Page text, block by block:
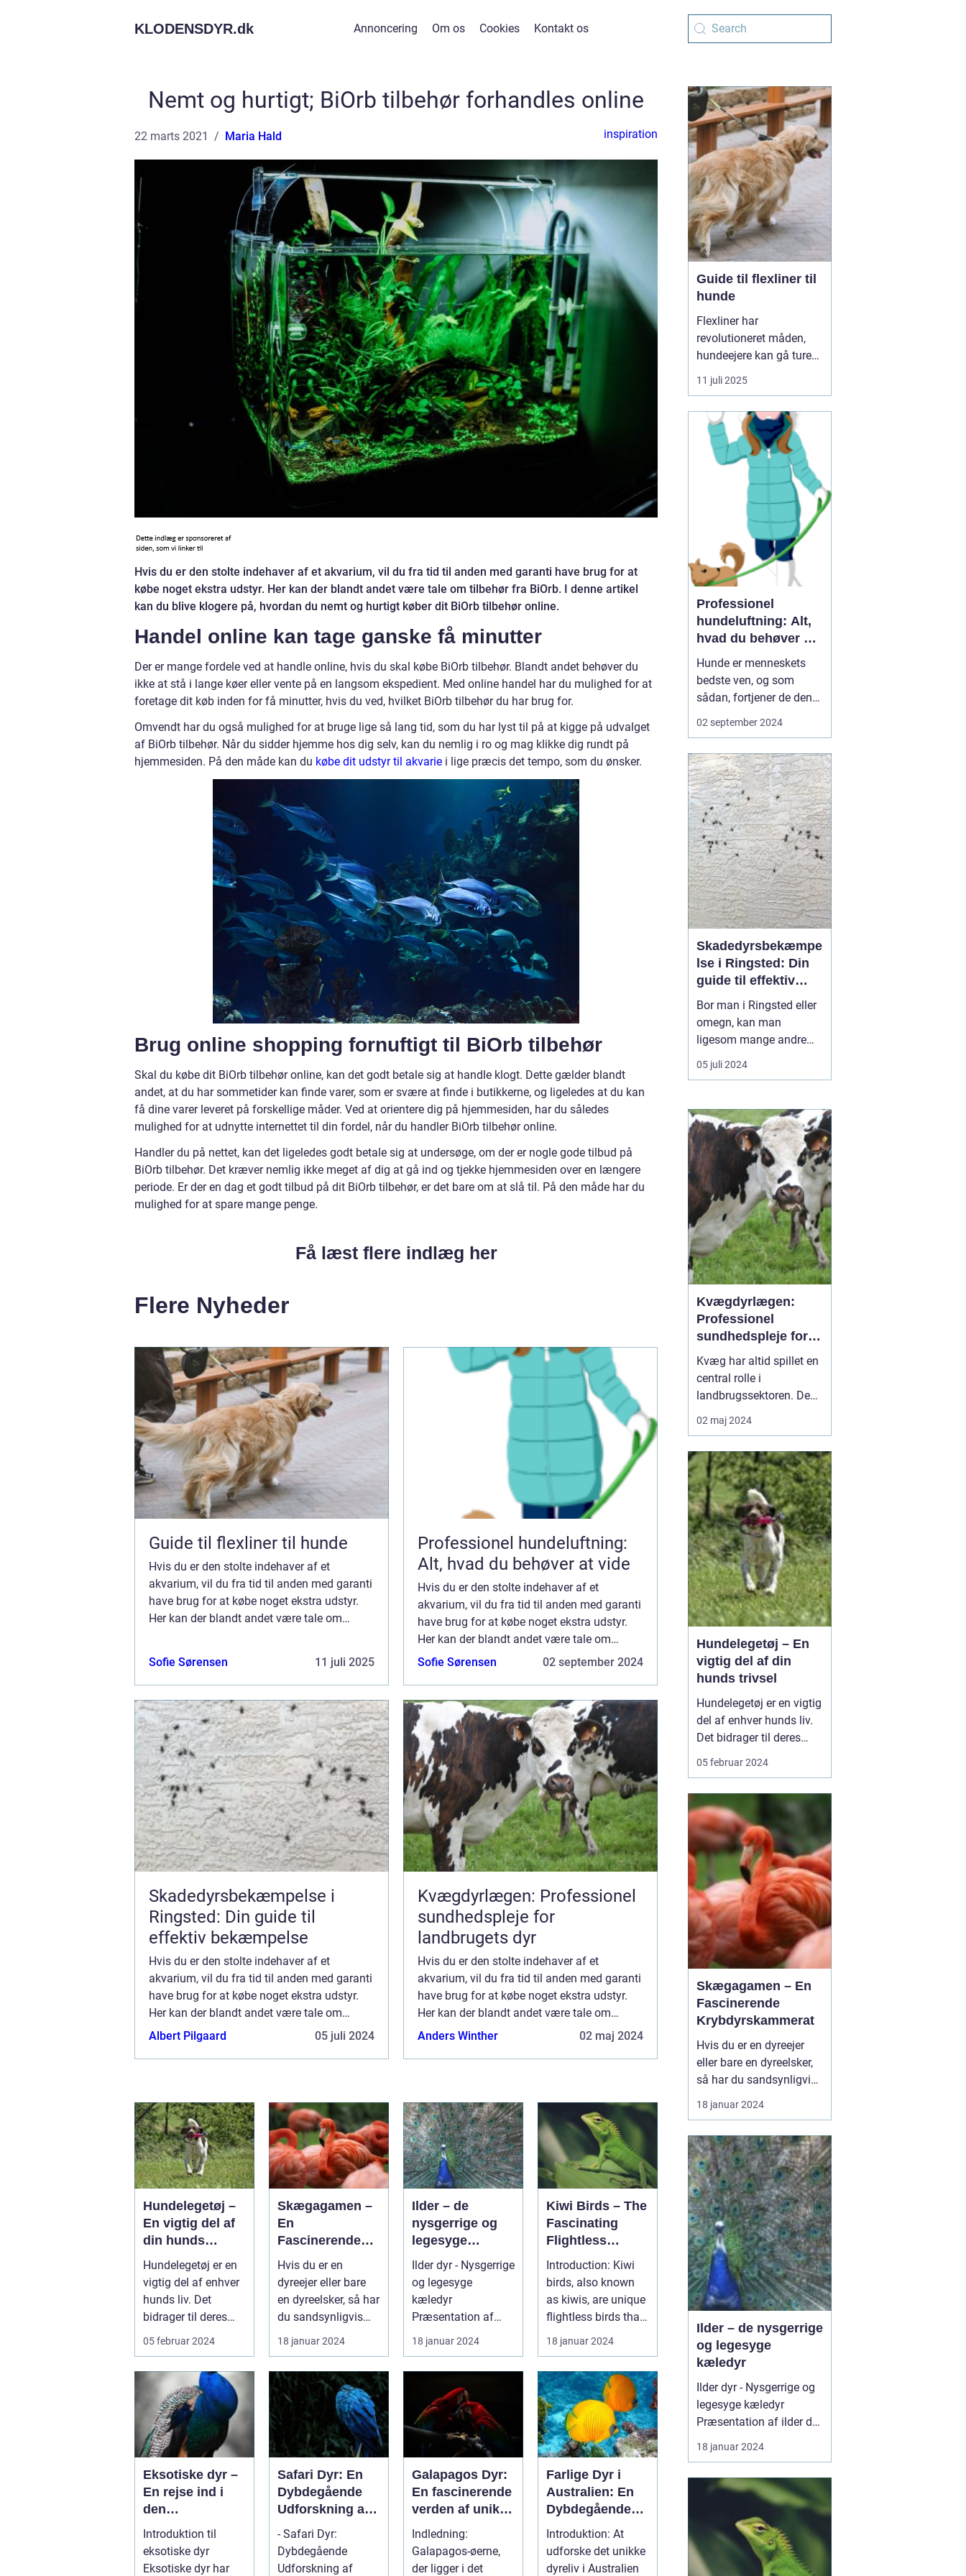
KLODENSDYR.dk Annoncering Om os Cookies Kontakt os
Nemt og hurtigt; BiOrb tilbehør forhandles online
22 marts 2021 Maria Hald inspiration
Hvis du er den stolte indehaver af et akvarium, vil du fra tid til anden med garanti have brug for at
købe noget ekstra udstyr. Her kan der blandt andet være tale om tilbehør fra BiOrb. I denne artikel
kan du blive klogere på, hvordan du nemt og hurtigt køber dit BiOrb tilbehør online.
Handel online kan tage ganske få minutter
Der er mange fordele ved at handle online, hvis du skal købe BiOrb tilbehør. Blandt andet behøver du
ikke at stå i lange køer eller vente på en langsom ekspedient. Med online handel har du mulighed for at
foretage dit køb inden for få minutter, hvis du ved, hvilket BiOrb tilbehør du har brug for.
Omvendt har du også mulighed for at bruge lige så lang tid, som du har lyst til på at kigge på udvalget
af BiOrb tilbehør. Når du sidder hjemme hos dig selv, kan du nemlig i ro og mag klikke dig rundt på
hjemmesiden. På den måde kan du købe dit udstyr til akvarie i lige præcis det tempo, som du ønsker.
Brug online shopping fornuftigt til BiOrb tilbehør
Skal du købe dit BiOrb tilbehør online, kan det godt betale sig at handle klogt. Dette gælder blandt
andet, at du har sommetider kan finde varer, som er svære at finde i butikkerne, og ligeledes at du kan
få dine varer leveret på forskellige måder. Ved at orientere dig på hjemmesiden, har du således
mulighed for at udnytte internettet til din fordel, når du handler BiOrb tilbehør online.
Handler du på nettet, kan det ligeledes godt betale sig at undersøge, om der er nogle gode tilbud på
BiOrb tilbehør. Det kræver nemlig ikke meget af dig at gå ind og tjekke hjemmesiden over en længere
periode. Er der en dag et godt tilbud på dit BiOrb tilbehør, er det bare om at slå til. På den måde har du
mulighed for at spare mange penge.
Få læst flere indlæg her
Flere Nyheder
Guide til flexliner til hunde
Hvis du er den stolte indehaver af et
akvarium, vil du fra tid til anden med garanti
have brug for at købe noget ekstra udstyr.
Her kan der blandt andet være tale om
Sofie Sørensen 11 juli 2025
Professionel hundeluftning:
Alt, hvad du behøver at vide
Hvis du er den stolte indehaver af et
akvarium, vil du fra tid til anden med garanti
have brug for at købe noget ekstra udstyr.
Her kan der blandt andet være tale om
tilbehør fra BiOrb. I denne artikel kan du
Sofie Sørensen 02 september 2024
Skadedyrsbekæmpelse i
Ringsted: Din guide til
effektiv bekæmpelse
Hvis du er den stolte indehaver af et
akvarium, vil du fra tid til anden med garanti
have brug for at købe noget ekstra udstyr.
Her kan der blandt andet være tale om
tilbehør fra BiOrb. I denne artikel kan du
Albert Pilgaard 05 juli 2024
Kvægdyrlægen: Professionel
sundhedspleje for
landbrugets dyr
Hvis du er den stolte indehaver af et
akvarium, vil du fra tid til anden med garanti
have brug for at købe noget ekstra udstyr.
Her kan der blandt andet være tale om
tilbehør fra BiOrb. I denne artikel kan du
Anders Winther 02 maj 2024
Hundelegetøj –
En vigtig del af
din hunds
trivsel
Hundelegetøj er en
vigtig del af enhver
hunds liv. Det
bidrager til deres
fysiske og mentale
05 februar 2024
Skægagamen –
En
Fascinerende
Krybdyrskamme
rat
Hvis du er en
dyreejer eller bare
en dyreelsker, så har
du sandsynligvis
hørt om
skægagamen. Dette
f...
18 januar 2024
Ilder – de
nysgerrige og
legesyge
kæledyr
Ilder dyr - Nysgerrige
og legesyge
kæledyr
Præsentation af
ilder dyr ...
18 januar 2024
Kiwi Birds – The
Fascinating
Flightless
Wonders of New
Zealand
Introduction: Kiwi
birds, also known
as kiwis, are unique
flightless birds that
have become an
icon...
18 januar 2024
Eksotiske dyr –
En rejse ind i
den
fascinerende
verden af unikke
kreaturer
Introduktion til
eksotiske dyr
Eksotiske dyr har
Safari Dyr: En
Dybdegående
Udforskning af
Fænomenet
- Safari Dyr:
Dybdegående
Udforskning af
Galapagos Dyr:
En fascinerende
verden af unikke
skabninger
Indledning:
Galapagos-øerne,
der ligger i det
Farlige Dyr i
Australien: En
Dybdegående
Undersøgelse
Introduktion: At
udforske det unikke
dyreliv i Australien
Guide til flexliner til
hunde
Flexliner har
revolutioneret måden,
hundeejere kan gå ture
med deres firbenede
venner på.
valg for mange, der
ønsker ...
11 juli 2025
Professionel
hundeluftning: Alt,
hvad du behøver at
vide
Hunde er menneskets
bedste ven, og som
sådan, fortjener de den
bedste pleje og
opmærksomhed, vi kan
vigtigste aspekter af
hundehold er
regelmæssig motion,
noget som en
professionel hundelufter
kan tilbyde. I en he...
02 september 2024
Skadedyrsbekæmpe
lse i Ringsted: Din
guide til effektiv
bekæmpelse
Bor man i Ringsted eller
omegn, kan man
ligesom mange andre
steder i Danmark opleve
problemer med
virksomheder og
landbrugsområder kan
alle blive invaderet af
uønskede gæster, der
kan forårsage skade på
ejendom, sprede
sygdomme ...
05 juli 2024
Kvægdyrlægen:
Professionel
sundhedspleje for
landbrugets dyr
Kvæg har altid spillet en
central rolle i
landbrugssektoren. De
bidrager med mælk, kød
og er en afgørende del af
gårde. Men
storproduktion og
højtydende malkekvæg
stiller store krav til
sundhed og velfærd for
disse dyr. Det er he...
02 maj 2024
Hundelegetøj – En
vigtig del af din
hunds trivsel
Hundelegetøj er en vigtig
del af enhver hunds liv.
Det bidrager til deres
fysiske og mentale
ejere. På markedet
findes der et stort udvalg
af hundelegetøj, der er
designet til at
imødekomme
forskellig...
05 februar 2024
Skægagamen – En
Fascinerende
Krybdyrskammerat
Hvis du er en dyreejer
eller bare en dyreelsker,
så har du sandsynligvis
hørt om skægagamen.
Dette fascinerende
populært som kæledyr
på grund af sin unikke
personlighed og dens
imponerende udseende. I
denne artikel vil vi d...
18 januar 2024
Ilder – de nysgerrige
og legesyge
kæledyr
Ilder dyr - Nysgerrige og
legesyge kæledyr
Præsentation af ilder dyr
Ilder dyr, også k...
18 januar 2024